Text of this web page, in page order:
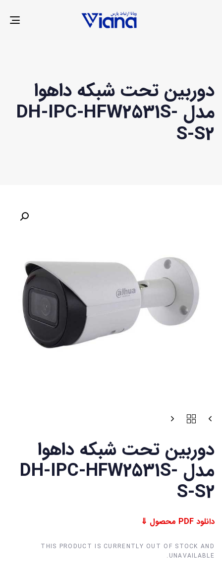
دوربین تحت شبکه داهوا
مدل DH-IPC-HFW2531S-
S-S2
دوربین تحت شبکه داهوا
مدل DH-IPC-HFW2531S-
S-S2
دانلود PDF محصول ⇓
THIS PRODUCT IS CURRENTLY OUT OF STOCK AND
UNAVAILABLE.